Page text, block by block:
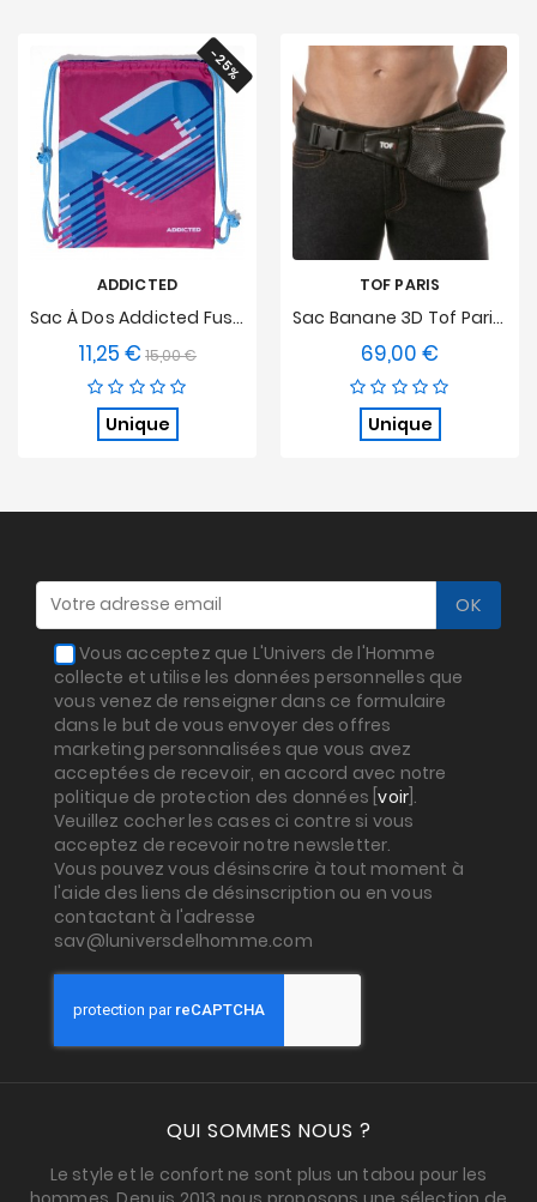
-25%
ADDICTED
Sac À Dos Addicted Fushia
11,25 € Prix
de
base
15,00 €Prix
Unique
TOF PARIS
Sac Banane 3D Tof Paris - Noir/Gris
69,00 €
Unique
Vous acceptez que L'Univers de l'Homme
collecte et utilise les données personnelles que
vous venez de renseigner dans ce formulaire
dans le but de vous envoyer des offres
marketing personnalisées que vous avez
acceptées de recevoir, en accord avec notre
politique de protection des données [voir ].
Veuillez cocher les cases ci contre si vous
acceptez de recevoir notre newsletter.
Vous pouvez vous désinscrire à tout moment à
l'aide des liens de désinscription ou en vous
contactant à l'adresse
sav@luniversdelhomme.com
QUI SOMMES NOUS ?
Le style et le confort ne sont plus un tabou pour les